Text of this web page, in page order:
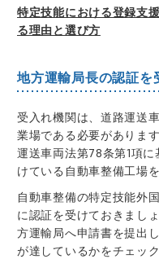
特定技能における登録支
る理由と選び方
地方運輸局長の認証を
受入れ機関は、道路運送
業場である必要がありま
運送車両法第78条第1項
けている自動車整備工場を
自動車整備の特定技能外
に認証を受けておきまし
方運輸局へ申請書を提出
が達しているかをチェック